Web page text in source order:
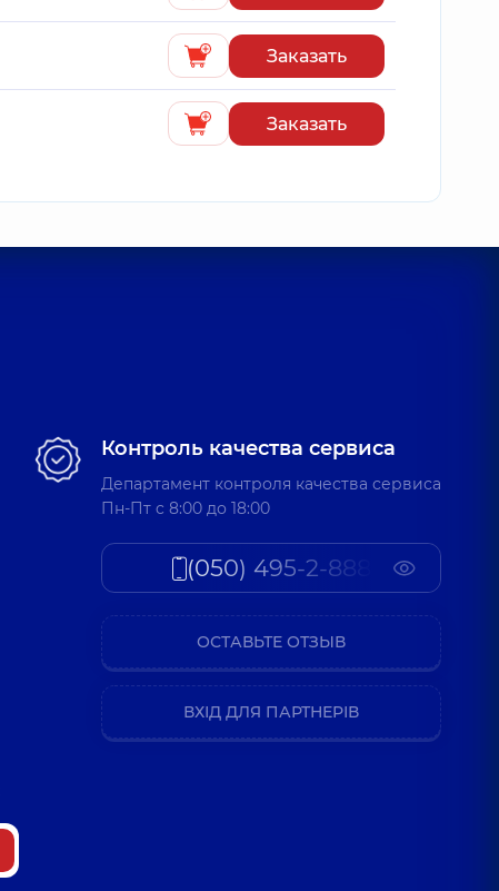
Заказать
Заказать
Контроль качества сервиса
Департамент контроля качества сервиса
Пн-Пт c 8:00 до 18:00
(050) 495-2-888
ОСТАВЬТЕ ОТЗЫВ
ВХІД ДЛЯ ПАРТНЕРІВ